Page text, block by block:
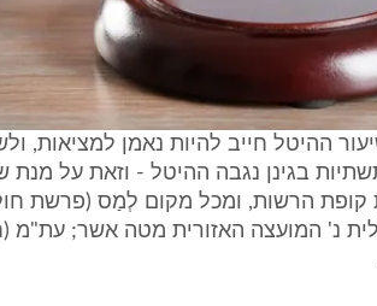
ההיטל חייב להיות נאמן למציאות,
בגינן נגבה ההיטל - וזאת על מנת
הרשות, ומכל מקום לְמַס (פרשת
בריאות כללית נ' המועצה האזורית מטה אשר;